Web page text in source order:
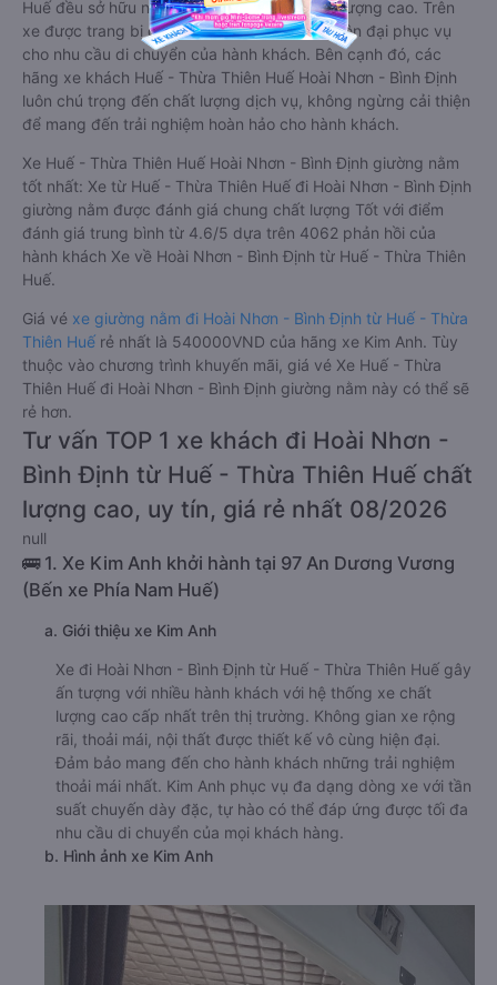
Huế đều sở hữu những xe giường nằm chất lượng cao. Trên
xe được trang bị đầy đủ các trang thiết bị hiện đại phục vụ
cho nhu cầu di chuyển của hành khách. Bên cạnh đó, các
hãng xe khách Huế - Thừa Thiên Huế Hoài Nhơn - Bình Định
luôn chú trọng đến chất lượng dịch vụ, không ngừng cải thiện
để mang đến trải nghiệm hoàn hảo cho hành khách.
Xe Huế - Thừa Thiên Huế Hoài Nhơn - Bình Định giường nằm
tốt nhất: Xe từ Huế - Thừa Thiên Huế đi Hoài Nhơn - Bình Định
giường nằm được đánh giá chung chất lượng Tốt với điểm
đánh giá trung bình từ 4.6/5 dựa trên 4062 phản hồi của
hành khách Xe về Hoài Nhơn - Bình Định từ Huế - Thừa Thiên
Huế.
Giá vé xe giường nằm đi Hoài Nhơn - Bình Định từ Huế - Thừa
Thiên Huế rẻ nhất là 540000VND của hãng xe Kim Anh. Tùy
thuộc vào chương trình khuyến mãi, giá vé Xe Huế - Thừa
Thiên Huế đi Hoài Nhơn - Bình Định giường nằm này có thể sẽ
rẻ hơn.
Tư vấn TOP 1 xe khách đi Hoài Nhơn -
Bình Định từ Huế - Thừa Thiên Huế chất
lượng cao, uy tín, giá rẻ nhất 08/2026
null
🚌 1. Xe Kim Anh khởi hành tại 97 An Dương Vương
(Bến xe Phía Nam Huế)
a. Giới thiệu xe Kim Anh
Xe đi Hoài Nhơn - Bình Định từ Huế - Thừa Thiên Huế gây
ấn tượng với nhiều hành khách với hệ thống xe chất
lượng cao cấp nhất trên thị trường. Không gian xe rộng
rãi, thoải mái, nội thất được thiết kế vô cùng hiện đại.
Đảm bảo mang đến cho hành khách những trải nghiệm
thoải mái nhất. Kim Anh phục vụ đa dạng dòng xe với tần
suất chuyến dày đặc, tự hào có thể đáp ứng được tối đa
nhu cầu di chuyển của mọi khách hàng.
b. Hình ảnh xe Kim Anh